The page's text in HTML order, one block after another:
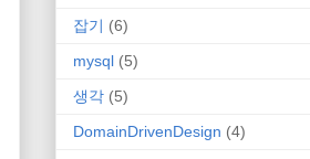
잡기 (6)
mysql (5)
생각 (5)
DomainDrivenDesign (4)